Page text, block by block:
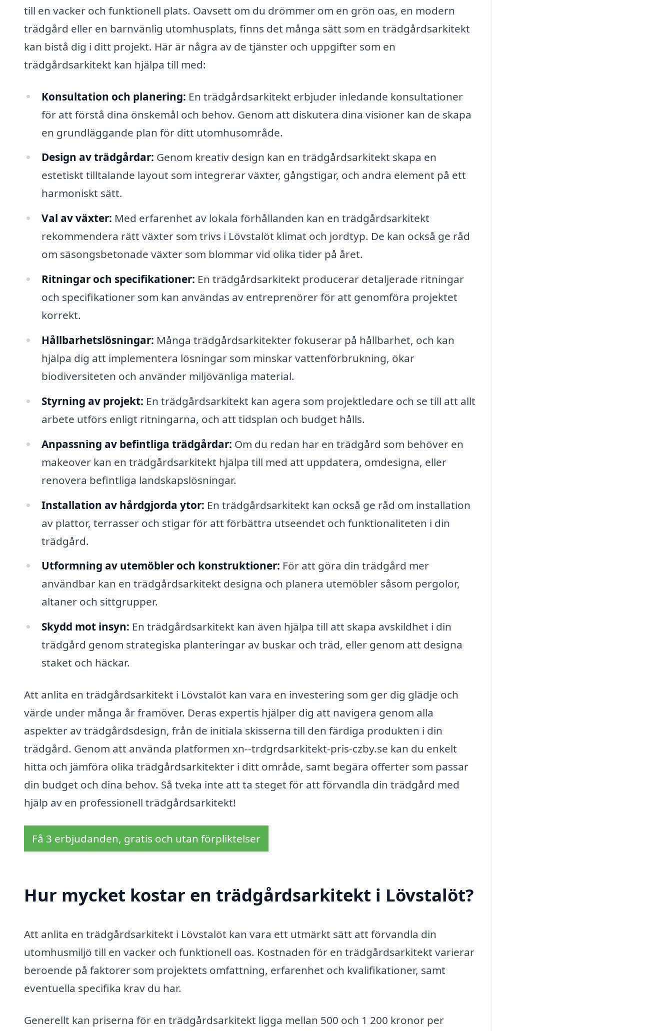
till en vacker och funktionell plats. Oavsett om du drömmer om en grön oas, en modern
trädgård eller en barnvänlig utomhusplats, finns det många sätt som en trädgårdsarkitekt
kan bistå dig i ditt projekt. Här är några av de tjänster och uppgifter som en
trädgårdsarkitekt kan hjälpa till med:
Konsultation och planering: En trädgårdsarkitekt erbjuder inledande konsultationer
för att förstå dina önskemål och behov. Genom att diskutera dina visioner kan de skapa
en grundläggande plan för ditt utomhusområde.
Design av trädgårdar: Genom kreativ design kan en trädgårdsarkitekt skapa en
estetiskt tilltalande layout som integrerar växter, gångstigar, och andra element på ett
harmoniskt sätt.
Val av växter: Med erfarenhet av lokala förhållanden kan en trädgårdsarkitekt
rekommendera rätt växter som trivs i Lövstalöt klimat och jordtyp. De kan också ge råd
om säsongsbetonade växter som blommar vid olika tider på året.
Ritningar och specifikationer: En trädgårdsarkitekt producerar detaljerade ritningar
och specifikationer som kan användas av entreprenörer för att genomföra projektet
korrekt.
Hållbarhetslösningar: Många trädgårdsarkitekter fokuserar på hållbarhet, och kan
hjälpa dig att implementera lösningar som minskar vattenförbrukning, ökar
biodiversiteten och använder miljövänliga material.
Styrning av projekt: En trädgårdsarkitekt kan agera som projektledare och se till att allt
arbete utförs enligt ritningarna, och att tidsplan och budget hålls.
Anpassning av befintliga trädgårdar: Om du redan har en trädgård som behöver en
makeover kan en trädgårdsarkitekt hjälpa till med att uppdatera, omdesigna, eller
renovera befintliga landskapslösningar.
Installation av hårdgjorda ytor: En trädgårdsarkitekt kan också ge råd om installation
av plattor, terrasser och stigar för att förbättra utseendet och funktionaliteten i din
trädgård.
Utformning av utemöbler och konstruktioner: För att göra din trädgård mer
användbar kan en trädgårdsarkitekt designa och planera utemöbler såsom pergolor,
altaner och sittgrupper.
Skydd mot insyn: En trädgårdsarkitekt kan även hjälpa till att skapa avskildhet i din
trädgård genom strategiska planteringar av buskar och träd, eller genom att designa
staket och häckar.
Att anlita en trädgårdsarkitekt i Lövstalöt kan vara en investering som ger dig glädje och
värde under många år framöver. Deras expertis hjälper dig att navigera genom alla
aspekter av trädgårdsdesign, från de initiala skisserna till den färdiga produkten i din
trädgård. Genom att använda platformen xn--trdgrdsarkitekt-pris-czby.se kan du enkelt
hitta och jämföra olika trädgårdsarkitekter i ditt område, samt begära offerter som passar
din budget och dina behov. Så tveka inte att ta steget för att förvandla din trädgård med
hjälp av en professionell trädgårdsarkitekt!
Få 3 erbjudanden, gratis och utan förpliktelser
Hur mycket kostar en trädgårdsarkitekt i Lövstalöt?
Att anlita en trädgårdsarkitekt i Lövstalöt kan vara ett utmärkt sätt att förvandla din
utomhusmiljö till en vacker och funktionell oas. Kostnaden för en trädgårdsarkitekt varierar
beroende på faktorer som projektets omfattning, erfarenhet och kvalifikationer, samt
eventuella specifika krav du har.
Generellt kan priserna för en trädgårdsarkitekt ligga mellan 500 och 1 200 kronor per